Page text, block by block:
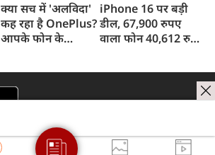
क्या सच में 'अलविदा'
कह रहा है OnePlus?
आपके फोन के
iPhone 16 पर बड़ी
डील, 67,900 रुपए
वाला फोन 40,612 रुपए